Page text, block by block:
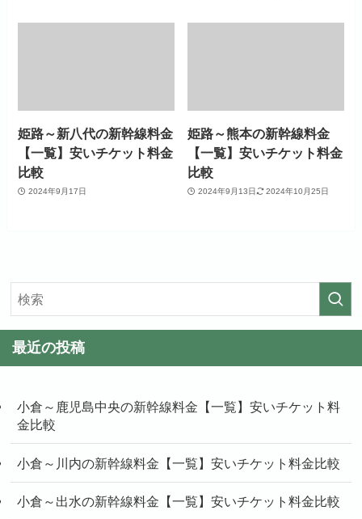
姫路～新八代の新幹線料金
【一覧】安いチケット料金
比較
2024年9月17日
姫路～熊本の新幹線料金
【一覧】安いチケット料金
比較
2024年9月13日 2024年10月25日
最近の投稿
小倉～鹿児島中央の新幹線料金【一覧】安いチケット料
金比較
小倉～川内の新幹線料金【一覧】安いチケット料金比較
小倉～出水の新幹線料金【一覧】安いチケット料金比較